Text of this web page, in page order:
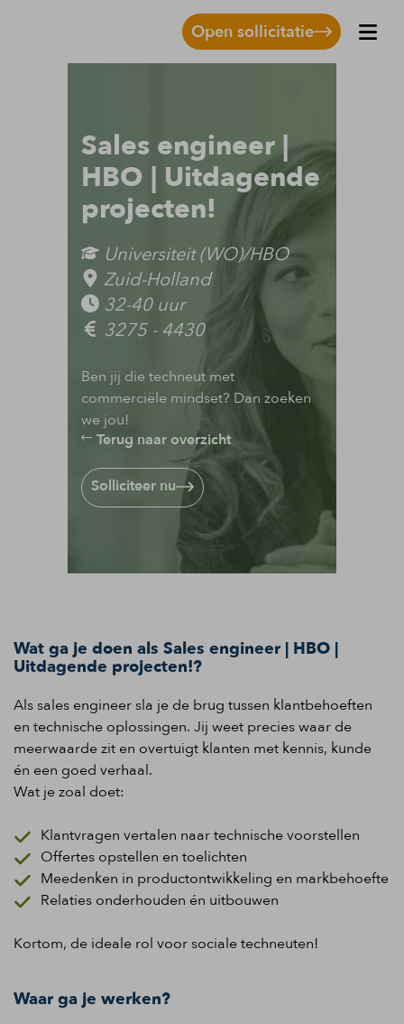
Open sollicitatie
Sales engineer |
HBO | Uitdagende
projecten!
Universiteit (WO)/HBO
Zuid-Holland
32-40 uur
3275 - 4430
Ben jij die techneut met
commerciële mindset? Dan zoeken
we jou!
Terug naar overzicht
Solliciteer nu
Wat ga je doen als Sales engineer | HBO |
Uitdagende projecten!?
Als sales engineer sla je de brug tussen klantbehoeften
en technische oplossingen. Jij weet precies waar de
meerwaarde zit en overtuigt klanten met kennis, kunde
én een goed verhaal.
Wat je zoal doet:
Klantvragen vertalen naar technische voorstellen
Offertes opstellen en toelichten
Meedenken in productontwikkeling en markbehoefte
Relaties onderhouden én uitbouwen
Kortom, de ideale rol voor sociale techneuten!
Waar ga je werken?